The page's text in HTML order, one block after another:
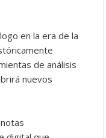
en la era de la
de análisis
nuevos